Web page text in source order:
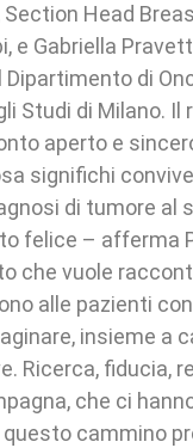
Head
e Gabriella
Dipartimento di
Studi di Milano.
aperto e
significhi
di tumore al
felice – afferma
che vuole
alle pazienti
insieme a
Ricerca, fiducia,
che ci
cammino